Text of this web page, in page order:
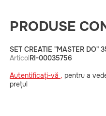
PRODUSE
SET CREATIE "MASTER DO"
ArticolRI-00035756
Autentificați-vă , pentru a
prețul